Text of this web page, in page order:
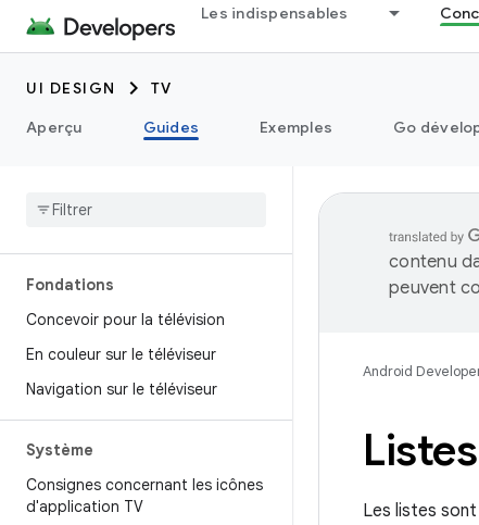
Les indispensables
UI DESIGN
TV
Aperçu
Guides Exemples Go
Fondations
Concevoir pour la télévision
En couleur sur le téléviseur
Navigation sur le téléviseur
Système
Consignes concernant les icônes
d'application TV
contenu
peuvent
Android
Listes
Les listes